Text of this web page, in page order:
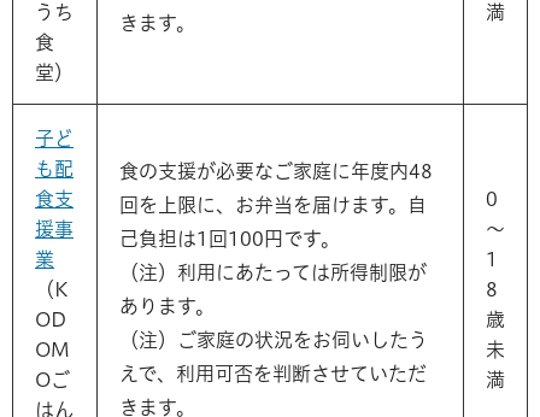
うち
食
堂）
きます。
満
子ど
も配
食支
援事
業
（K
OD
OM
Oご
はん
食の支援が必要なご家庭に年度内48
回を上限に、お弁当を届けます。自
己負担は1回100円です。
（注）利用にあたっては所得制限が
あります。
（注）ご家庭の状況をお伺いしたう
えで、利用可否を判断させていただ
きます。
0
～
1
8
歳
未
満